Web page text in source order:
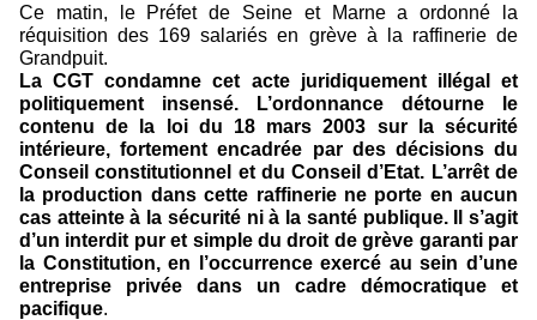
Ce matin, le Préfet de Seine et Marne a ordonné la
réquisition des 169 salariés en grève à la raffinerie de
Grandpuit.
La CGT condamne cet acte juridiquement illégal et
politiquement insensé. L’ordonnance détourne le
contenu de la loi du 18 mars 2003 sur la sécurité
intérieure, fortement encadrée par des décisions du
Conseil constitutionnel et du Conseil d’Etat. L’arrêt de
la production dans cette raffinerie ne porte en aucun
cas atteinte à la sécurité ni à la santé publique. Il s’agit
d’un interdit pur et simple du droit de grève garanti par
la Constitution, en l’occurrence exercé au sein d’une
entreprise privée dans un cadre démocratique et
pacifique.